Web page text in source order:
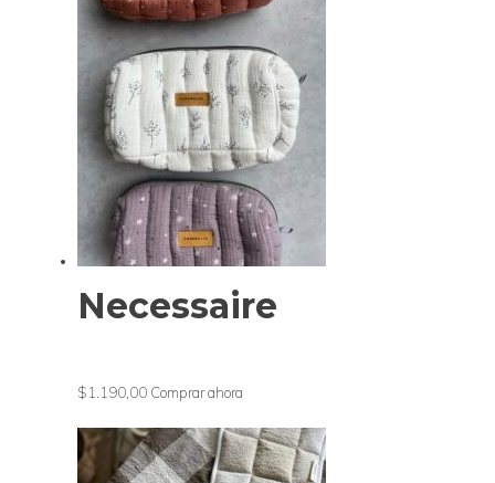
Necessaire
$1.190,00 Comprar ahora